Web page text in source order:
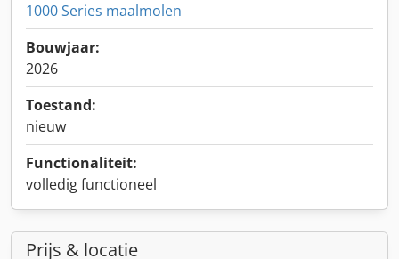
1000 Series maalmolen
Bouwjaar:
2026
Toestand:
nieuw
Functionaliteit:
volledig functioneel
Prijs & locatie